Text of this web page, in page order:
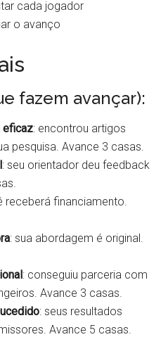
cada jogador
o avanço
fazem avançar):
eficaz: encontrou artigos
pesquisa. Avance 3 casas.
: seu orientador deu feedback
receberá financiamento.
: sua abordagem é original.
: conseguiu parceria com
Avance 3 casas.
: seus resultados
Avance 5 casas.